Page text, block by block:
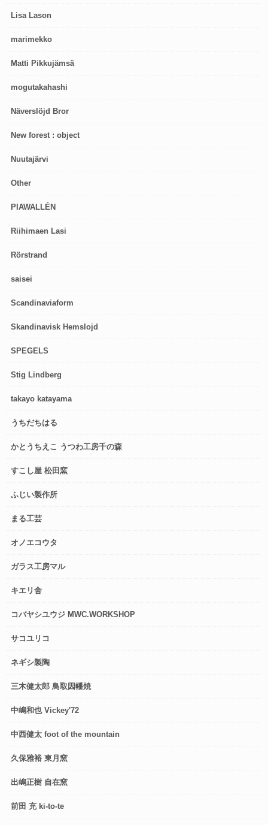
Lisa Lason
marimekko
Matti Pikkujämsä
mogutakahashi
Näverslöjd Bror
New forest : object
Nuutajärvi
Other
PIAWALLÉN
Riihimaen Lasi
Rörstrand
saisei
Scandinaviaform
Skandinavisk Hemslojd
SPEGELS
Stig Lindberg
takayo katayama
うちだちはる
かとうちえこ うつわ工房千の森
すこし屋 松田窯
ふじい製作所
まる工芸
オノエコウタ
ガラス工房マル
キエリ舎
コバヤシユウジ MWC.WORKSHOP
サコユリコ
ネギシ製陶
三木健太郎 鳥取因幡焼
中嶋和也 Vickey'72
中西健太 foot of the mountain
久保雅裕 東月窯
出嶋正樹 自在窯
前田 充 ki-to-te